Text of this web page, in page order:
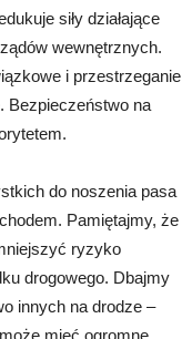
siły działające
wewnętrznych.
i przestrzeganie
Bezpieczeństwo na
do noszenia pasa
Pamiętajmy, że
ryzyko
drogowego. Dbajmy
innych na drodze –
mieć ogromne